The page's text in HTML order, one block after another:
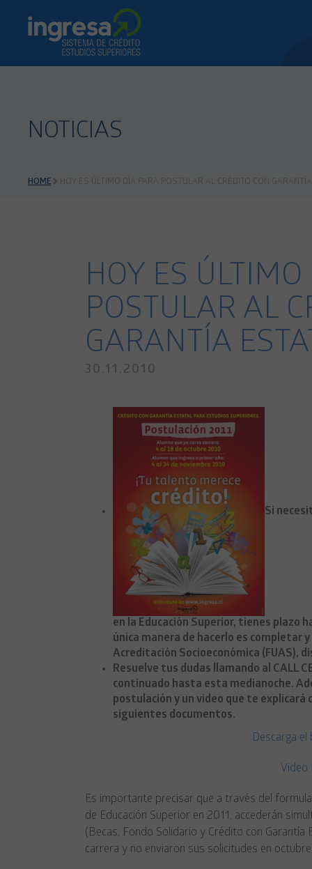
NOTICIAS
HOME HOY ES ÚLTIMO DÍA PARA POSTULAR AL CRÉDITO CON GARANTÍA
HOY ES
POSTULAR AL
GARANTÍA
30.11.2010
Si
en la Educación Superior, tienes plazo
única manera de hacerlo es completar
Acreditación Socioeconómica (FUAS),
Resuelve tus dudas llamando al CALL
continuado hasta esta medianoche.
postulación y un video que te
siguientes documentos.
Descarga
Video
Es importante precisar que a través del
de Educación Superior en 2011, accederán
(Becas, Fondo Solidario y Crédito con
carrera y no enviaron sus solicitudes en